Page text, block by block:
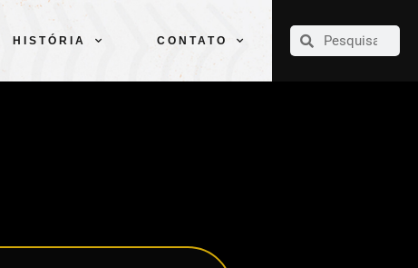
HISTÓRIA CONTATO
CLUBE